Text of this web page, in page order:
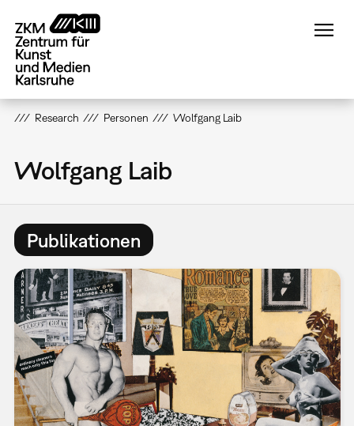
zum
Inhalt
Research Personen Wolfgang Laib
Wolfgang Laib
Publikationen